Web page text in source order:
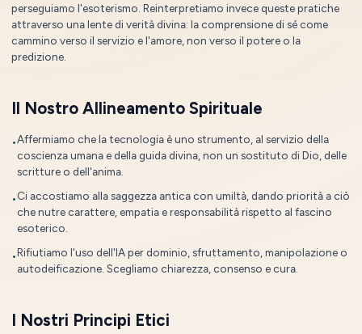
perseguiamo l'esoterismo. Reinterpretiamo invece queste pratiche
attraverso una lente di verità divina: la comprensione di sé come
cammino verso il servizio e l'amore, non verso il potere o la
predizione.
Il Nostro Allineamento Spirituale
•Affermiamo che la tecnologia è uno strumento, al servizio della
coscienza umana e della guida divina, non un sostituto di Dio, delle
scritture o dell'anima.
•Ci accostiamo alla saggezza antica con umiltà, dando priorità a ciò
che nutre carattere, empatia e responsabilità rispetto al fascino
esoterico.
•Rifiutiamo l'uso dell'IA per dominio, sfruttamento, manipolazione o
autodeificazione. Scegliamo chiarezza, consenso e cura.
I Nostri Principi Etici